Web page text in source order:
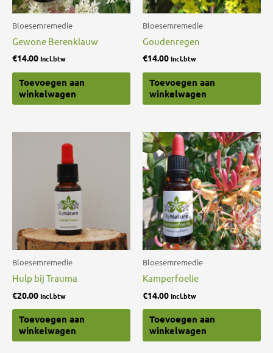
Bloesemremedie
Gewone Berenklauw
€14.00Incl.btw
Toevoegen aan
winkelwagen
Bloesemremedie
Goudenregen
€14.00Incl.btw
Toevoegen aan
winkelwagen
Bloesemremedie
Hulp bij Trauma
€20.00Incl.btw
Toevoegen aan
winkelwagen
Bloesemremedie
Kamperfoelie
€14.00Incl.btw
Toevoegen aan
winkelwagen